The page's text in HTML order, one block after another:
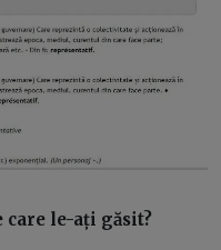
care le-ați găsit?